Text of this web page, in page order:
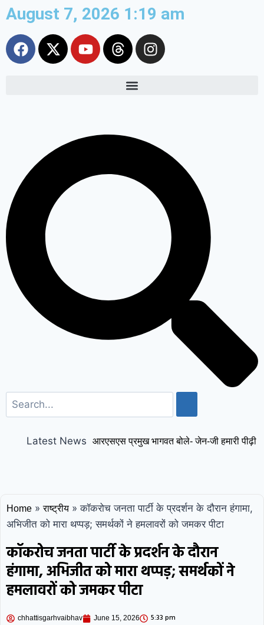
August 7, 2026 1:19 am
Latest News आरएसएस प्रमुख भागवत बोले- जेन-जी हमारी पीढ़ी
साल की सजा, बॉम्बे हाईकोर्ट बोला- 2 हफ्ते में करें
आरोप देशभर में सुलगने लगी आरक्षण विरोधी आग,
लखनऊ से नागपुर तक बवाल; भाजपा को वोट न
Home » राष्ट्रीय » कॉकरोच जनता पार्टी के प्रदर्शन के दौरान हंगामा,
अभिजीत को मारा थप्पड़; समर्थकों ने हमलावरों को जमकर पीटा
कॉकरोच जनता पार्टी के प्रदर्शन के दौरान
हंगामा, अभिजीत को मारा थप्पड़; समर्थकों ने
हमलावरों को जमकर पीटा
chhattisgarhvaibhav June 15, 2026 5:33 pm